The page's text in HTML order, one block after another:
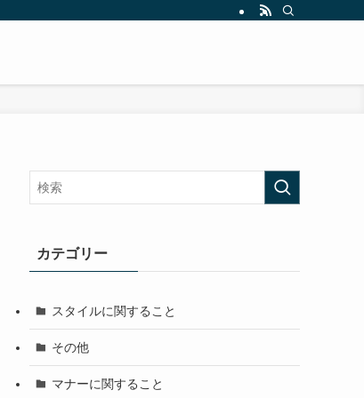
カテゴリー
スタイルに関すること
その他
マナーに関すること